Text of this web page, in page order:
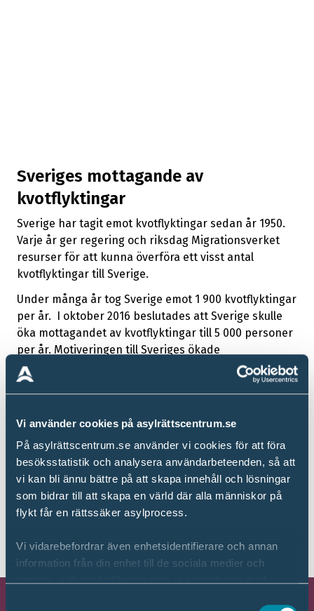
Vi använder cookies på asylrättscentrum.se
På asylrättscentrum.se använder vi cookies för att föra
besöksstatistik och analysera användarbeteenden, så att
vi kan bli ännu bättre på att skapa innehåll och lösningar
som bidrar till att skapa en värld där alla människor på
flykt får en rättssäker asylprocess.
Vi vidarebefordrar även enhetsidentifierare och annan
information från din enhet till de sociala medier och
Sveriges mottagande av
kvotflyktingar
Sverige har tagit emot kvotflyktingar sedan år 1950.
Varje år ger regering och riksdag Migrationsverket
resurser för att kunna överföra ett visst antal
kvotflyktingar till Sverige.
Under många år tog Sverige emot 1 900 kvotflyktingar
per år. I oktober 2016 beslutades att Sverige skulle
öka mottagandet av kvotflyktingar till 5 000 personer
per år. Motiveringen till Sveriges ökade
kvotflyktingmottagande var det stigande antalet
flyktingar i världen som är i akut behov av skydd.
minska antalet kvotflyktingar till 900 per år.
Regeringen och Sverigedemokraterna har även
bestämt att Sverige ska ”ställa krav till FN-organet
UNHCR gällande vilket underlag kvotflyktingarna ska
väljas från. Urvalet ska utgå från kriterier som ger en
välgrundad prognos för god integration i det svenska